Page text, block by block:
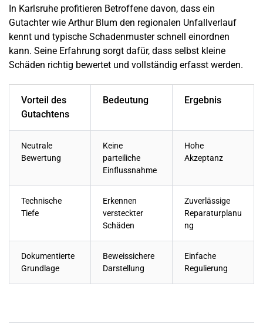
In Karlsruhe profitieren Betroffene davon, dass ein
Gutachter wie Arthur Blum den regionalen Unfallverlauf
kennt und typische Schadenmuster schnell einordnen
kann. Seine Erfahrung sorgt dafür, dass selbst kleine
Schäden richtig bewertet und vollständig erfasst werden.
Vorteil des
Gutachtens
Bedeutung Ergebnis
Neutrale
Bewertung
Keine
parteiliche
Einflussnahme
Hohe
Akzeptanz
Technische
Tiefe
Erkennen
versteckter
Schäden
Zuverlässige
Reparaturplanu
ng
Dokumentierte
Grundlage
Beweissichere
Darstellung
Einfache
Regulierung